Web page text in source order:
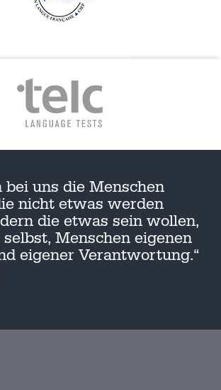
bei uns die Menschen
nicht etwas werden
die etwas sein wollen,
Menschen eigenen
eigener Verantwortung.“